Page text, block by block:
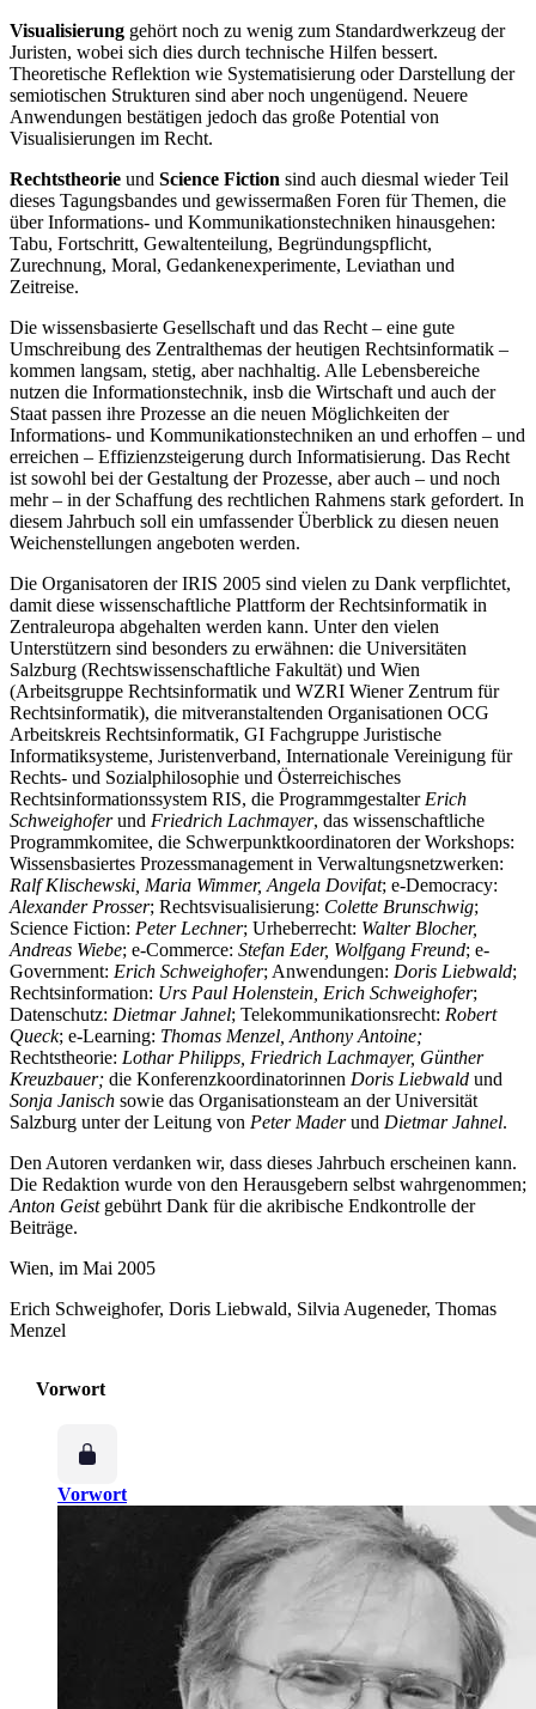
Visualisierung gehört noch zu wenig zum Standardwerkzeug der
Juristen, wobei sich dies durch technische Hilfen bessert.
Theoretische Reflektion wie Systematisierung oder Darstellung der
semiotischen Strukturen sind aber noch ungenügend. Neuere
Anwendungen bestätigen jedoch das große Potential von
Visualisierungen im Recht.
Rechtstheorie und Science Fiction sind auch diesmal wieder Teil
dieses Tagungsbandes und gewissermaßen Foren für Themen, die
über Informations- und Kommunikationstechniken hinausgehen:
Tabu, Fortschritt, Gewaltenteilung, Begründungspflicht,
Zurechnung, Moral, Gedankenexperimente, Leviathan und
Zeitreise.
Die wissensbasierte Gesellschaft und das Recht – eine gute
Umschreibung des Zentralthemas der heutigen Rechtsinformatik –
kommen langsam, stetig, aber nachhaltig. Alle Lebensbereiche
nutzen die Informationstechnik, insb die Wirtschaft und auch der
Staat passen ihre Prozesse an die neuen Möglichkeiten der
Informations- und Kommunikationstechniken an und erhoffen – und
erreichen – Effizienzsteigerung durch Informatisierung. Das Recht
ist sowohl bei der Gestaltung der Prozesse, aber auch – und noch
mehr – in der Schaffung des rechtlichen Rahmens stark gefordert. In
diesem Jahrbuch soll ein umfassender Überblick zu diesen neuen
Weichenstellungen angeboten werden.
Die Organisatoren der IRIS 2005 sind vielen zu Dank verpflichtet,
damit diese wissenschaftliche Plattform der Rechtsinformatik in
Zentraleuropa abgehalten werden kann. Unter den vielen
Unterstützern sind besonders zu erwähnen: die Universitäten
Salzburg (Rechtswissenschaftliche Fakultät) und Wien
(Arbeitsgruppe Rechtsinformatik und WZRI Wiener Zentrum für
Rechtsinformatik), die mitveranstaltenden Organisationen OCG
Arbeitskreis Rechtsinformatik, GI Fachgruppe Juristische
Informatiksysteme, Juristenverband, Internationale Vereinigung für
Rechts- und Sozialphilosophie und Österreichisches
Rechtsinformationssystem RIS, die Programmgestalter Erich
Schweighoferund Friedrich Lachmayer, das wissenschaftliche
Programmkomitee, die Schwerpunktkoordinatoren der Workshops:
Wissensbasiertes Prozessmanagement in Verwaltungsnetzwerken:
Ralf Klischewski, Maria Wimmer, Angela Dovifat; e-Democracy:
Alexander Prosser; Rechtsvisualisierung: Colette Brunschwig;
Science Fiction: Peter Lechner; Urheberrecht: Walter Blocher,
Andreas Wiebe; e-Commerce: Stefan Eder, Wolfgang Freund; e-
Government: Erich Schweighofer; Anwendungen: Doris Liebwald;
Rechtsinformation: Urs Paul Holenstein, Erich Schweighofer;
Datenschutz: Dietmar Jahnel; Telekommunikationsrecht: Robert
Queck; e-Learning: Thomas Menzel, Anthony Antoine;
Rechtstheorie: Lothar Philipps, Friedrich Lachmayer, Günther
Kreuzbauer; die Konferenzkoordinatorinnen Doris Liebwald und
Sonja Janisch sowie das Organisationsteam an der Universität
Salzburg unter der Leitung von Peter Maderund Dietmar Jahnel.
Den Autoren verdanken wir, dass dieses Jahrbuch erscheinen kann.
Die Redaktion wurde von den Herausgebern selbst wahrgenommen;
Anton Geistgebührt Dank für die akribische Endkontrolle der
Beiträge.
Wien, im Mai 2005
Erich Schweighofer, Doris Liebwald, Silvia Augeneder, Thomas
Menzel
Vorwort
Vorwort